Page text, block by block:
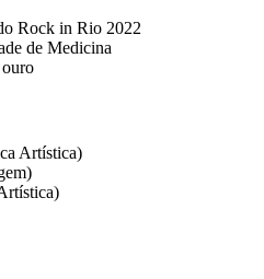
Rock in Rio 2022
de Medicina
Artística)